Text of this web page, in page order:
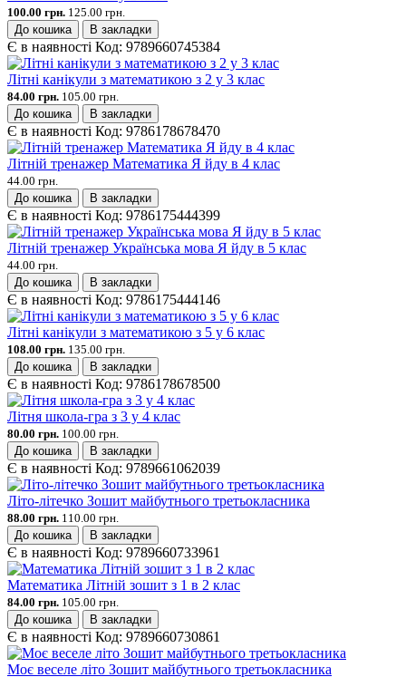
100.00 грн. 125.00 грн.
До кошика
В закладки
Є в наявності Код: 9789660745384
Літні канікули з математикою з 2 у 3 клас
84.00 грн. 105.00 грн.
До кошика
В закладки
Є в наявності Код: 9786178678470
Літній тренажер Математика Я йду в 4 клас
44.00 грн.
До кошика
В закладки
Є в наявності Код: 9786175444399
Літній тренажер Українська мова Я йду в 5 клас
44.00 грн.
До кошика
В закладки
Є в наявності Код: 9786175444146
Літні канікули з математикою з 5 у 6 клас
108.00 грн. 135.00 грн.
До кошика
В закладки
Є в наявності Код: 9786178678500
Літня школа-гра з 3 у 4 клас
80.00 грн. 100.00 грн.
До кошика
В закладки
Є в наявності Код: 9789661062039
Літо-літечко Зошит майбутнього третьокласника
88.00 грн. 110.00 грн.
До кошика
В закладки
Є в наявності Код: 9789660733961
Математика Літній зошит з 1 в 2 клас
84.00 грн. 105.00 грн.
До кошика
В закладки
Є в наявності Код: 9789660730861
Моє веселе літо Зошит майбутнього третьокласника